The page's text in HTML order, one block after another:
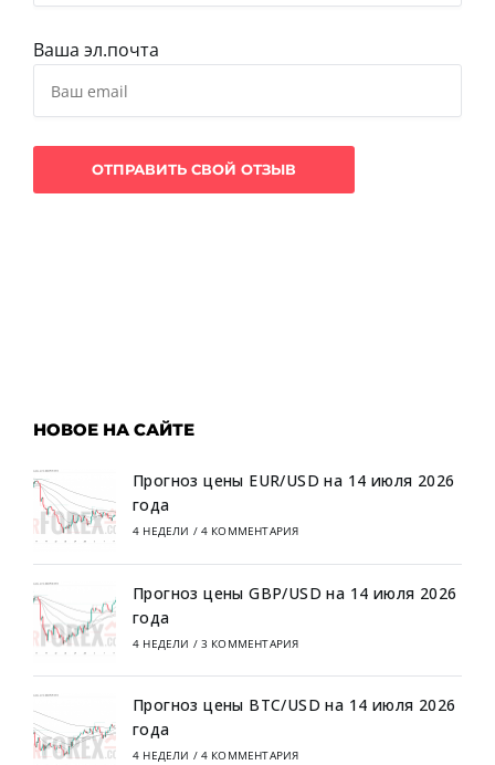
Ваша эл.почта
НОВОЕ НА САЙТЕ
Прогноз цены EUR/USD на 14 июля 2026
года
4 НЕДЕЛИ / 4 КОММЕНТАРИЯ
Прогноз цены GBP/USD на 14 июля 2026
года
4 НЕДЕЛИ / 3 КОММЕНТАРИЯ
Прогноз цены BTC/USD на 14 июля 2026
года
4 НЕДЕЛИ / 4 КОММЕНТАРИЯ